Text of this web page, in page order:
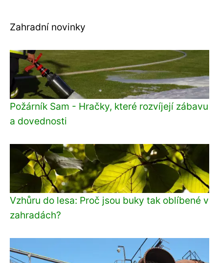
Zahradní novinky
Požárník Sam - Hračky, které rozvíjejí zábavu
a dovednosti
Vzhůru do lesa: Proč jsou buky tak oblíbené v
zahradách?